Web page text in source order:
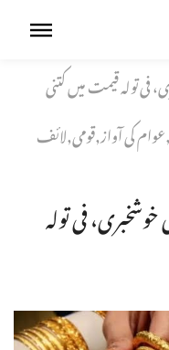
تولہ قیمت میں کتنی
کی آواز,قومی,لائف
فی تولہ